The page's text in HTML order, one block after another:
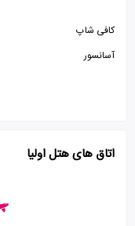
کافی شاپ
آسانسور
اتاق های هتل اولیا